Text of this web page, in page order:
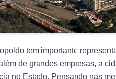
tem importante
de grandes empresas, a
no Estado. Pensando nas